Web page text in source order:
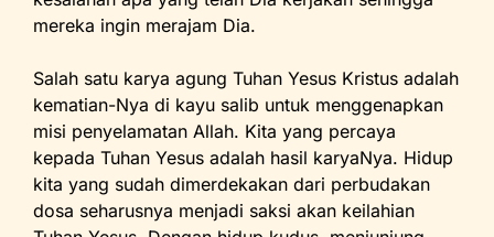
mereka ingin merajam Dia.
Salah satu karya agung Tuhan Yesus Kristus adalah
kematian-Nya di kayu salib untuk menggenapkan
misi penyelamatan Allah. Kita yang percaya
kepada Tuhan Yesus adalah hasil karyaNya. Hidup
kita yang sudah dimerdekakan dari perbudakan
dosa seharusnya menjadi saksi akan keilahian